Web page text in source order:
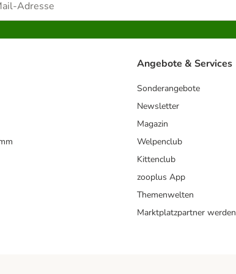
Angebote & Services
Sonderangebote
Newsletter
Magazin
Welpenclub
Kittenclub
zooplus App
Themenwelten
Marktplatzpartner werden